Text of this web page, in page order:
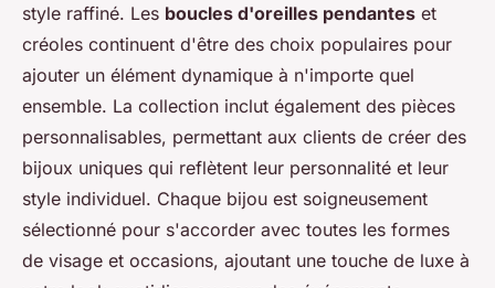
style raffiné. Les boucles d'oreilles pendantes et
créoles continuent d'être des choix populaires pour
ajouter un élément dynamique à n'importe quel
ensemble. La collection inclut également des pièces
personnalisables, permettant aux clients de créer des
bijoux uniques qui reflètent leur personnalité et leur
style individuel. Chaque bijou est soigneusement
sélectionné pour s'accorder avec toutes les formes
de visage et occasions, ajoutant une touche de luxe à